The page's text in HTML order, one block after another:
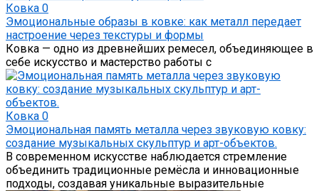
Ковка 0
Эмоциональные образы в ковке: как металл передает
настроение через текстуры и формы
Ковка — одно из древнейших ремесел, объединяющее в
себе искусство и мастерство работы с
Ковка 0
Эмоциональная память металла через звуковую ковку:
создание музыкальных скульптур и арт-объектов.
В современном искусстве наблюдается стремление
объединить традиционные ремёсла и инновационные
подходы, создавая уникальные выразительные